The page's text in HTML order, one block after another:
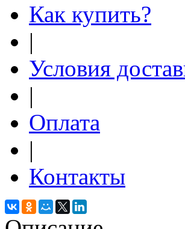
Как купить?
|
Условия
|
Оплата
|
Контакты